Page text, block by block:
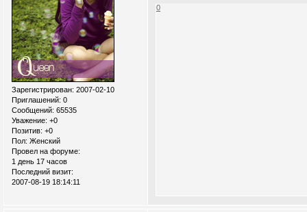
Зарегистрирован: 2007-02-10
Приглашений: 0
Сообщений: 65535
Уважение: +0
Позитив: +0
Пол: Женский
Провел на форуме:
1 день 17 часов
Последний визит:
2007-08-19 18:14:11
0